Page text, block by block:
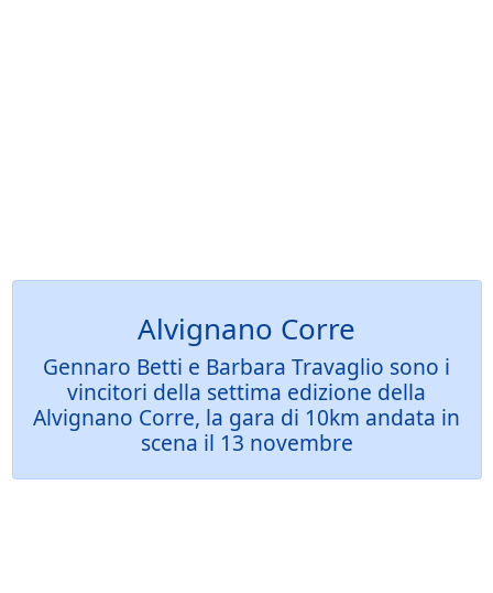
Alvignano Corre
Gennaro Betti e Barbara Travaglio sono i
vincitori della settima edizione della
Alvignano Corre, la gara di 10km andata in
scena il 13 novembre